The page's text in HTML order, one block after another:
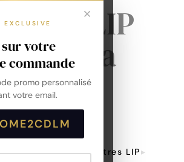
EXCLUSIVE
sur votre
commande
promo personnalisé
votre email.
LIP
29mm
Bracelet De Montres LIP